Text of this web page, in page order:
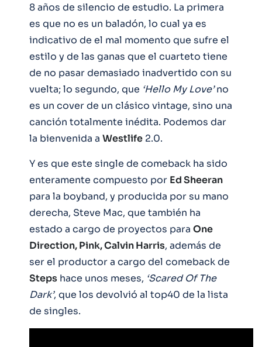
8 años de silencio de estudio. La primera
es que no es un baladón, lo cual ya es
indicativo de el mal momento que sufre el
estilo y de las ganas que el cuarteto tiene
de no pasar demasiado inadvertido con su
vuelta; lo segundo, que ‘Hello My Love’no
es un cover de un clásico vintage, sino una
canción totalmente inédita. Podemos dar
la bienvenida a Westlife 2.0.
Y es que este single de comeback ha sido
enteramente compuesto por Ed Sheeran
para la boyband, y producida por su mano
derecha, Steve Mac, que también ha
estado a cargo de proyectos para One
Direction, Pink, Calvin Harris, además de
ser el productor a cargo del comeback de
Steps hace unos meses, ‘Scared Of The
Dark’, que los devolvió al top40 de la lista
de singles.